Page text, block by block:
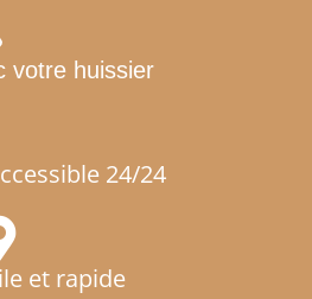
votre huissier
24/24
et rapide